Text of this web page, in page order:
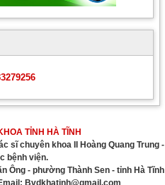
TỈNH HÀ TĨNH
sĩ chuyên khoa II Hoàng Quang Trung -
bệnh viện.
Ông - phường Thành Sen - tỉnh Hà Tĩnh
Bvdkhatinh@gmail.com